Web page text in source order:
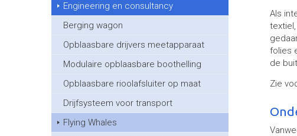
Engineering en consultancy
Berging wagon
Opblaasbare drijvers meetapparaat
Modulaire opblaasbare boothelling
Opblaasbare rioolafsluiter op maat
Drijfsysteem voor transport
Flying Whales
Als
folies
de
Zie